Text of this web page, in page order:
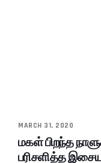
MARCH 31, 2020
மகள் பிறந்த
பரிசளித்த